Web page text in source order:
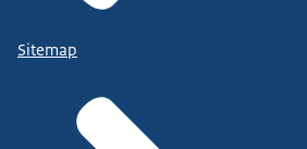
Sitemap